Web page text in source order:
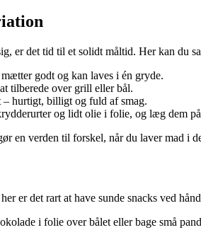
er det tid til et solidt måltid. Her kan du
godt og kan laves i én gryde.
tilberede over grill eller bål.
– hurtigt, billigt og fuld af smag.
og lidt olie i folie, og læg dem
en verden til forskel, når du laver mad i
er det rart at have sunde snacks ved
i folie over bålet eller bage små